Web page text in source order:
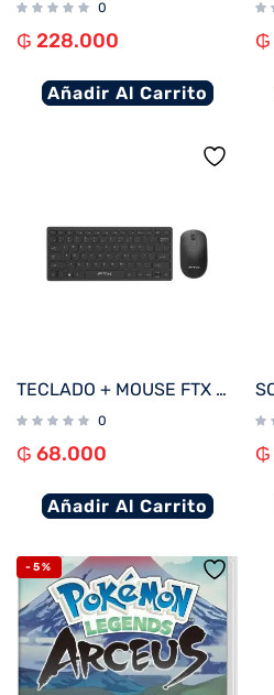
0
₲ 228.000
Añadir Al Carrito
₲
TECLADO + MOUSE FTX WIRELESS FTXGK03 ESP/NEGRO
0
₲ 68.000
Añadir Al Carrito
₲
-5%